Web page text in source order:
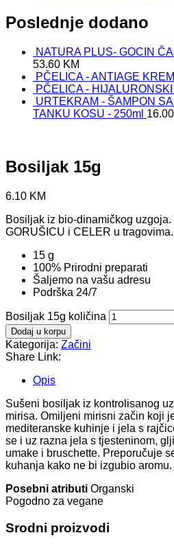
Poslednje dodano
NATURA PLUS- GOCIN
53.60 KM
PČELICA - ANTIAGE
PČELICA -
URTEKRAM - ŠAMPON
TANKU KOSU - 250ml 16.00
Bosiljak 15g
6.10 KM
Bosiljak iz bio-dinamičkog uzgoja.
GORUŠICU i CELER u tragovima.
15 g
100% Prirodni preparati
Šaljemo na vašu adresu
Podrška 24/7
Bosiljak 15g količina
Dodaj u korpu
Kategorija: Začini
Share Link:
Opis
Sušeni bosiljak iz kontrolisanog
mirisa. Omiljeni mirisni začin koji
mediteranske kuhinje i jela s
se i uz razna jela s tjesteninom,
umake i bruschette. Preporučuje
kuhanja kako ne bi izgubio aromu.
Posebni atributi Organski
Pogodno za vegane
Srodni proizvodi